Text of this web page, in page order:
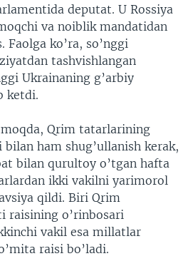
deputat. U Rossiya
va noiblik mandatidan
Faolga ko’ra, so’nggi
tashvishlangan
Ukrainaning g’arbiy
ketdi.
Qrim tatarlarining
ham shug’ullanish kerak,
bilan qurultoy o’tgan hafta
ikki vakilni yarimorol
qildi. Biri Qrim
raisining o’rinbosari
vakil esa millatlar
raisi bo’ladi.